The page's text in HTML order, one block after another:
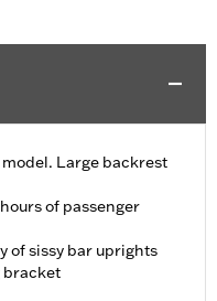
Large backrest
of passenger
of sissy bar uprights
bracket